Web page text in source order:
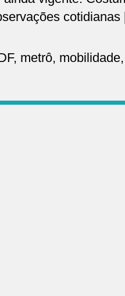
, metrô, mobilidade